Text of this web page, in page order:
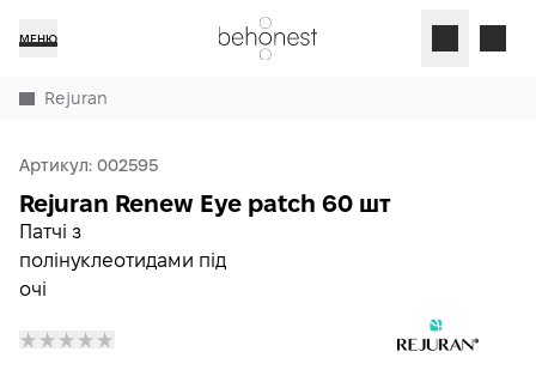
МЕНЮ
Rejuran
Артикул: 002595
Патчі з
полінуклеотидами під
очі
Rejuran Renew Eye patch 60 шт